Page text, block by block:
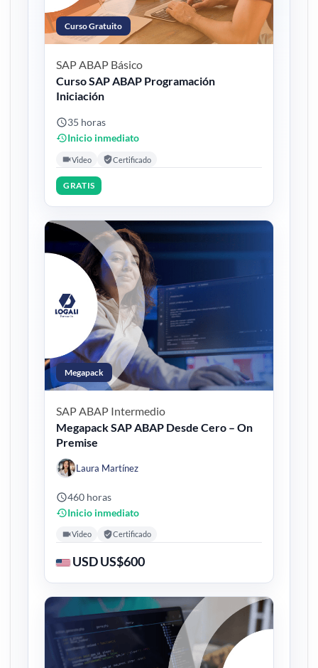
Curso Gratuito
SAP ABAP Básico
Curso SAP ABAP Programación
Iniciación
35 horas
Inicio inmediato
Video Certificado
GRATIS
Megapack
SAP ABAP Intermedio
Megapack SAP ABAP Desde Cero – On
Premise
Laura Martínez
460 horas
Inicio inmediato
Video Certificado
USD US$600